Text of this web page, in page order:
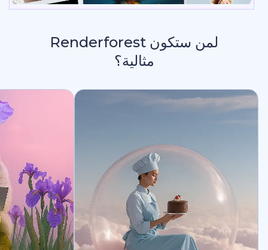
لمن ستكون Renderforest